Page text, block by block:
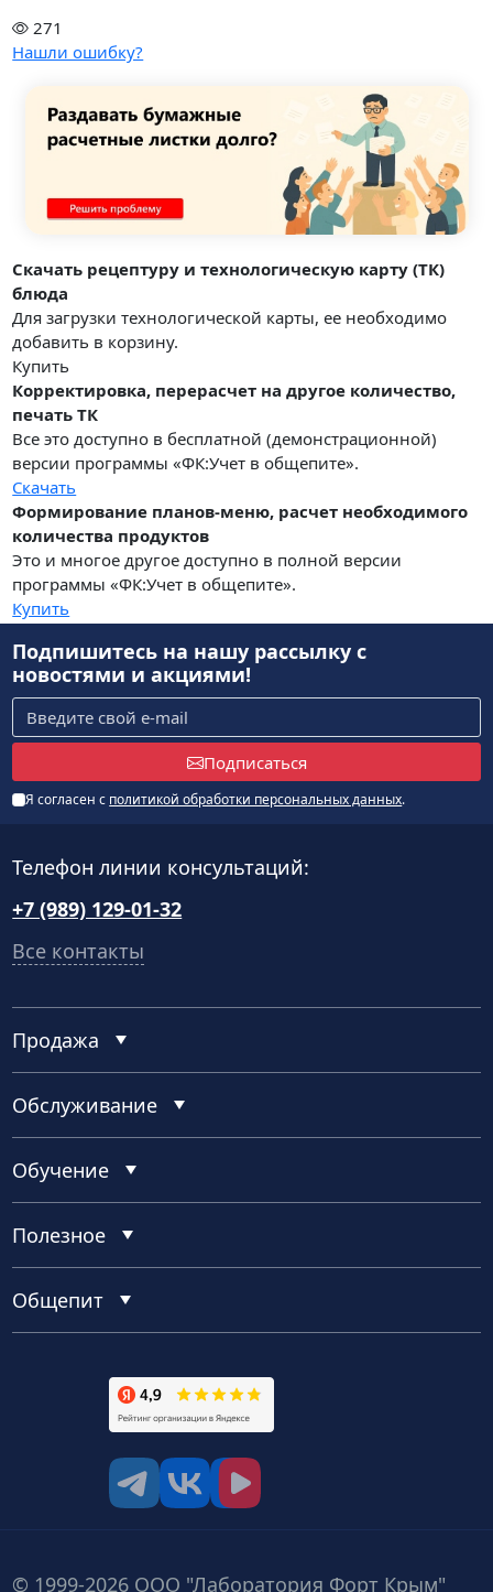
271
Нашли ошибку?
Скачать рецептуру и технологическую карту (ТК)
блюда
Для загрузки технологической карты, ее необходимо
добавить в корзину.
Купить
Корректировка, перерасчет на другое количество,
печать ТК
Все это доступно в бесплатной (демонстрационной)
версии программы «ФК:Учет в общепите».
Скачать
Формирование планов-меню, расчет необходимого
количества продуктов
Это и многое другое доступно в полной версии
программы «ФК:Учет в общепите».
Купить
Подпишитесь на нашу рассылкус
новостями и акциями!
Подписаться
Я согласен с политикой обработки персональных данных.
Телефон линии консультаций:
+7 (989) 129-01-32
Все контакты
Продажа
Обслуживание
Обучение
Полезное
Общепит
© 1999-2026 ООО "Лаборатория Форт Крым"